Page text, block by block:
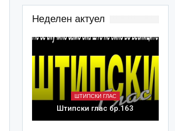
Неделен актуел
ШТИПСКИ ГЛАС
Штипски глас бр.163